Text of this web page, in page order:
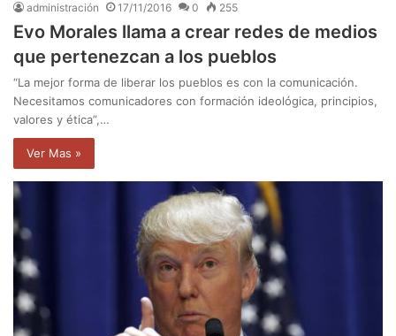
administración 17/11/2016 0 255
Evo Morales llama a crear redes de medios
que pertenezcan a los pueblos
“La mejor forma de liberar los pueblos es con la comunicación.
Necesitamos comunicadores con formación ideológica, principios,
valores y ética”,…
Ver Mas »